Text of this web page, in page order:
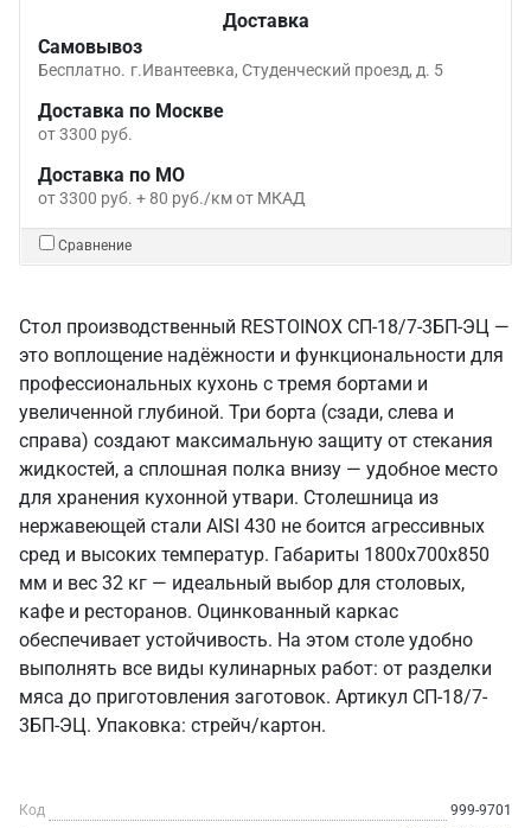
Доставка
Самовывоз
Бесплатно. г.Ивантеевка, Студенческий проезд, д. 5
Доставка по Москве
от 3300 руб.
Доставка по МО
от 3300 руб. + 80 руб./км от МКАД
Сравнение
Стол производственный RESTOINOX СП-18/7-3БП-ЭЦ —
это воплощение надёжности и функциональности для
профессиональных кухонь с тремя бортами и
увеличенной глубиной. Три борта (сзади, слева и
справа) создают максимальную защиту от стекания
жидкостей, а сплошная полка внизу — удобное место
для хранения кухонной утвари. Столешница из
нержавеющей стали AISI 430 не боится агрессивных
сред и высоких температур. Габариты 1800x700x850
мм и вес 32 кг — идеальный выбор для столовых,
кафе и ресторанов. Оцинкованный каркас
обеспечивает устойчивость. На этом столе удобно
выполнять все виды кулинарных работ: от разделки
мяса до приготовления заготовок. Артикул СП-18/7-
3БП-ЭЦ. Упаковка: стрейч/картон.
Код
999-9701